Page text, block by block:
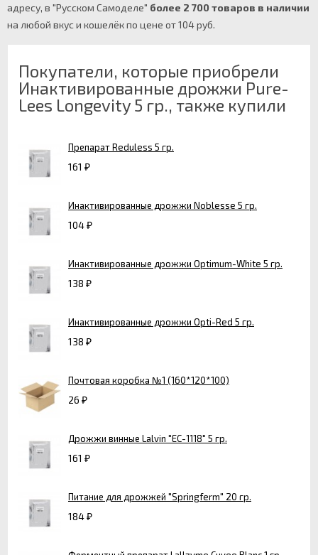
адресу, в "Русском Самоделе" более 2 700 товаров в наличии
на любой вкус и кошелёк по цене от 104 руб.
Покупатели, которые приобрели
Инактивированные дрожжи Pure-
Lees Longevity 5 гр., также купили
Препарат Reduless 5 гр.
161 ₽
Инактивированные дрожжи Noblesse 5 гр.
104 ₽
Инактивированные дрожжи Optimum-White 5 гр.
138 ₽
Инактивированные дрожжи Opti-Red 5 гр.
138 ₽
Почтовая коробка №1 (160*120*100)
26 ₽
Дрожжи винные Lalvin "EC-1118" 5 гр.
161 ₽
Питание для дрожжей "Springferm" 20 гр.
184 ₽